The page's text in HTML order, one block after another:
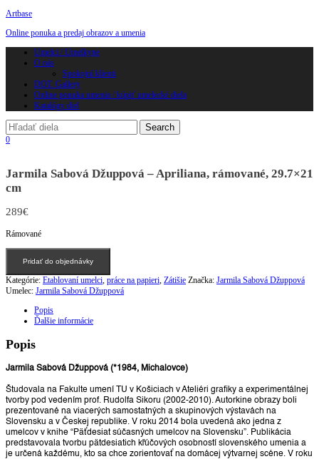
Artbase
Online ponuka a predaj obrazov a umenia
Toggle
navigation
Umelci / Umelkyne
O nás
Spokojní klienti
DOT. Gallery
Online ponuka umenia / kúpiť umelecké diela
Katalógy diel
0
Jarmila Sabová Džuppová – Apriliana, rámované, 29.7×21
cm
289€
Rámované
množstvo
Jarmila
Sabová
Džuppová
-
Apriliana,
rámované,
cm
Pridať do objednávky
Kategórie: Etablovaní umelci, práce na papieri, Zátišie Značka: Jarmila Sabová Džuppová
Umelec: Jarmila Sabová Džuppová
Popis
Ďalšie informácie
Popis
Jarmila Sabová Džuppová (*1984, Michalovce)
Študovala na Fakulte umení TU v Košiciach v Ateliéri grafiky a experimentálnej
tvorby pod vedením prof. Rudolfa Sikoru (2002-2010). Autorkine obrazy boli
prezentované na viacerých samostatných a skupinových výstavách na
Slovensku a v Českej republike. V roku 2014 bola uvedená ako jedna z
umelcov v knihe “Päťdesiat súčasných umelcov na Slovensku”. Publikácia
predstavovala tvorbu pätdesiatich kľúčových osobností slovenského umenia a
je určená každému, kto sa chce zorientovať na domácej výtvarnej scéne. V roku